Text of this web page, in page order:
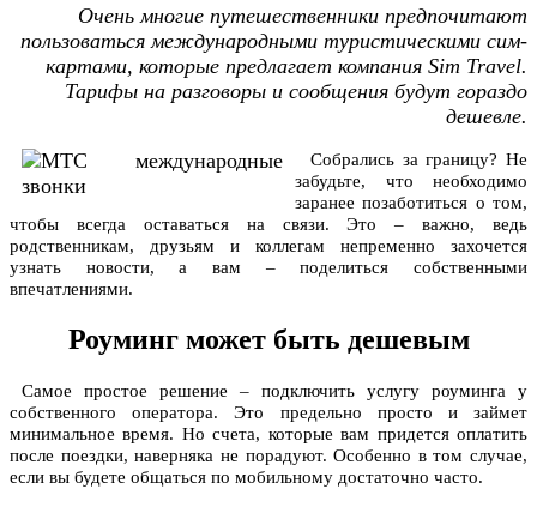
Очень многие путешественники предпочитают
пользоваться международными туристическими сим-
картами, которые предлагает компания Sim Travel.
Тарифы на разговоры и сообщения будут гораздо
дешевле.
Собрались за границу? Не
забудьте, что необходимо
заранее позаботиться о том,
чтобы всегда оставаться на связи. Это – важно, ведь
родственникам, друзьям и коллегам непременно захочется
узнать новости, а вам – поделиться собственными
впечатлениями.
Роуминг может быть дешевым
Самое простое решение – подключить услугу роуминга у
собственного оператора. Это предельно просто и займет
минимальное время. Но счета, которые вам придется оплатить
после поездки, наверняка не порадуют. Особенно в том случае,
если вы будете общаться по мобильному достаточно часто.